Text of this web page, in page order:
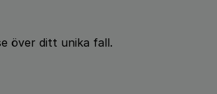
över ditt unika fall.